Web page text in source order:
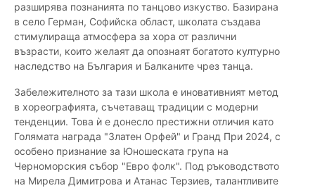
разширява познанията по танцово изкуство. Базирана
в село Герман, Софийска област, школата създава
стимулираща атмосфера за хора от различни
възрасти, които желаят да опознаят богатото културно
наследство на България и Балканите чрез танца.
Забележителното за тази школа е иновативният метод
в хореографията, съчетаващ традиции с модерни
тенденции. Това ѝ е донесло престижни отличия като
Голямата награда "Златен Орфей" и Гранд При 2024, с
особено признание за Юношеската група на
Черноморския събор "Евро фолк". Под ръководството
на Мирела Димитрова и Атанас Терзиев, талантливите